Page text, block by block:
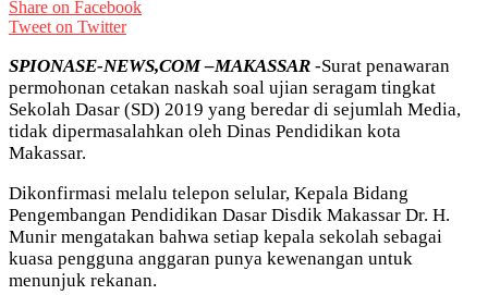
Share on Facebook
Tweet on Twitter
SPIONASE-NEWS,COM –MAKASSAR -Surat penawaran
permohonan cetakan naskah soal ujian seragam tingkat
Sekolah Dasar (SD) 2019 yang beredar di sejumlah Media,
tidak dipermasalahkan oleh Dinas Pendidikan kota
Makassar.
Dikonfirmasi melalu telepon selular, Kepala Bidang
Pengembangan Pendidikan Dasar Disdik Makassar Dr. H.
Munir mengatakan bahwa setiap kepala sekolah sebagai
kuasa pengguna anggaran punya kewenangan untuk
menunjuk rekanan.